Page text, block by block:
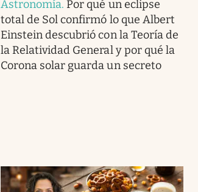
Astronomía. Por qué un eclipse
total de Sol confirmó lo que Albert
Einstein descubrió con la Teoría de
la Relatividad General y por qué la
Corona solar guarda un secreto